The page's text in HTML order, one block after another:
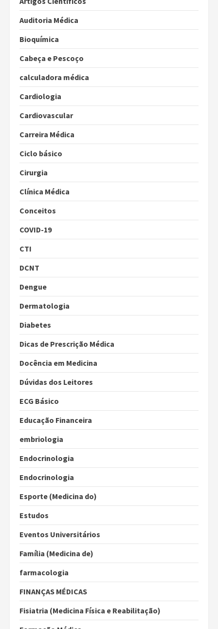
Auditoria Médica
Bioquímica
Cabeça e Pescoço
calculadora médica
Cardiologia
Cardiovascular
Carreira Médica
Ciclo básico
Cirurgia
Clínica Médica
Conceitos
COVID-19
CTI
DCNT
Dengue
Dermatologia
Diabetes
Dicas de Prescrição Médica
Docência em Medicina
Dúvidas dos Leitores
ECG Básico
Educação Financeira
embriologia
Endocrinologia
Endocrinologia
Esporte (Medicina do)
Estudos
Eventos Universitários
Família (Medicina de)
farmacologia
FINANÇAS MÉDICAS
Fisiatria (Medicina Física e Reabilitação)